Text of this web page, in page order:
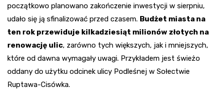
początkowo planowano zakończenie inwestycji w sierpniu,
udało się ją sfinalizować przed czasem. Budżet miasta na
ten rok przewiduje kilkadziesiąt milionów złotych na
renowację ulic, zarówno tych większych, jak i mniejszych,
które od dawna wymagały uwagi. Przykładem jest świeżo
oddany do użytku odcinek ulicy Podleśnej w Sołectwie
Ruptawa-Cisówka.